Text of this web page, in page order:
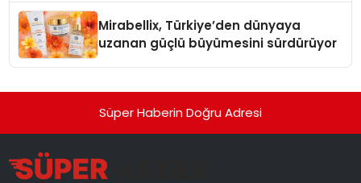
Mirabellix, Türkiye’den dünyaya
uzanan güçlü büyümesini sürdürüyor
Süper Haberin Doğru Adresi